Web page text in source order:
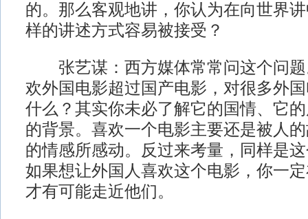
的。那么客观地讲，你认为在向世界
样的讲述方式容易被接受？
张艺谋：西方媒体常常问这个问题
欢外国电影超过国产电影，对很多外
什么？其实你未必了解它的国情、它
的背景。喜欢一个电影主要还是被人
的情感所感动。反过来考量，同样是
如果想让外国人喜欢这个电影，你一
才有可能走近他们。